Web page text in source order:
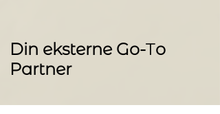
Din eksterne Go-To
Partner